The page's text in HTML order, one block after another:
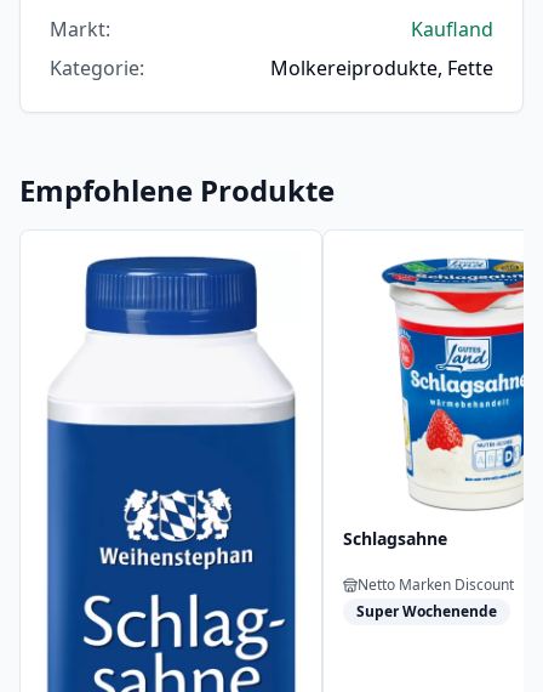
Markt:
Kaufland
Kategorie: Molkereiprodukte, Fette
Empfohlene Produkte
Schlagsahne
Netto Marken Discount
Super Wochenende